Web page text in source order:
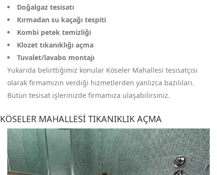
Doğalgaz tesisatı
Kırmadan su kaçağı tespiti
Kombi petek temizliği
Klozet tıkanıklığı açma
Tuvalet/lavabo montajı
Yukarıda belirttiğimiz konular Köseler Mahallesi tesisatçısı
olarak firmamızın verdiği hizmetlerden yanlızca bazılıları.
Bütün tesisat işlerinizde firmamıza ulaşabilirsiniz.
KÖSELER MAHALLESI TIKANIKLIK AÇMA